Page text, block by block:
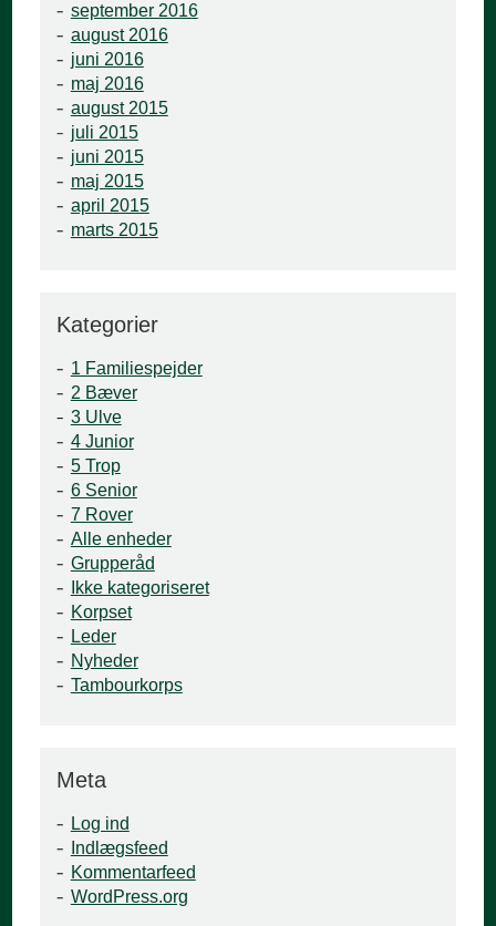
september 2016
august 2016
juni 2016
maj 2016
august 2015
juli 2015
juni 2015
maj 2015
april 2015
marts 2015
Kategorier
1 Familiespejder
2 Bæver
3 Ulve
4 Junior
5 Trop
6 Senior
7 Rover
Alle enheder
Grupperåd
Ikke kategoriseret
Korpset
Leder
Nyheder
Tambourkorps
Meta
Log ind
Indlægsfeed
Kommentarfeed
WordPress.org